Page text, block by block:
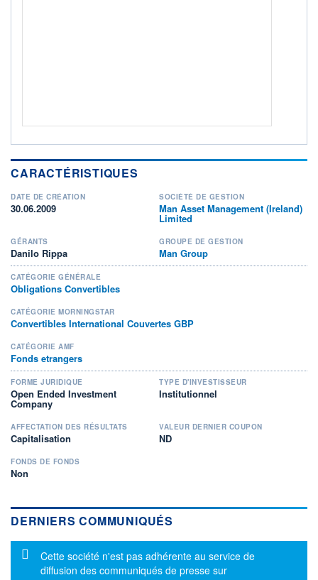
+ PORTEFEUILLE + LISTE
CARACTÉRISTIQUES
DATE DE CRÉATION
30.06.2009
SOCIÉTÉ DE GESTION
Man Asset Management (Ireland)
Limited
GÉRANTS
Danilo Rippa
GROUPE DE GESTION
Man Group
CATÉGORIE GÉNÉRALE
Obligations Convertibles
CATÉGORIE MORNINGSTAR
Convertibles International Couvertes GBP
CATÉGORIE AMF
Fonds etrangers
FORME JURIDIQUE
Open Ended Investment
Company
TYPE D'INVESTISSEUR
Institutionnel
AFFECTATION DES RÉSULTATS
Capitalisation
VALEUR DERNIER COUPON
ND
FONDS DE FONDS
Non
DERNIERS COMMUNIQUÉS
Message d'information
Cette société n'est pas adhérente au service de
diffusion des communiqués de presse sur